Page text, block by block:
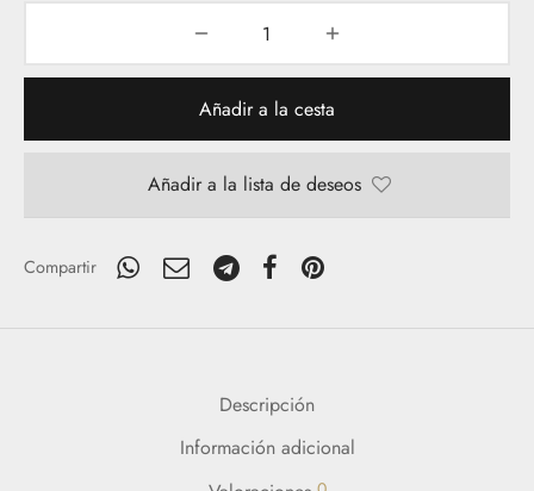
Añadir a la cesta
Añadir a la lista de deseos
Compartir
Descripción
Información adicional